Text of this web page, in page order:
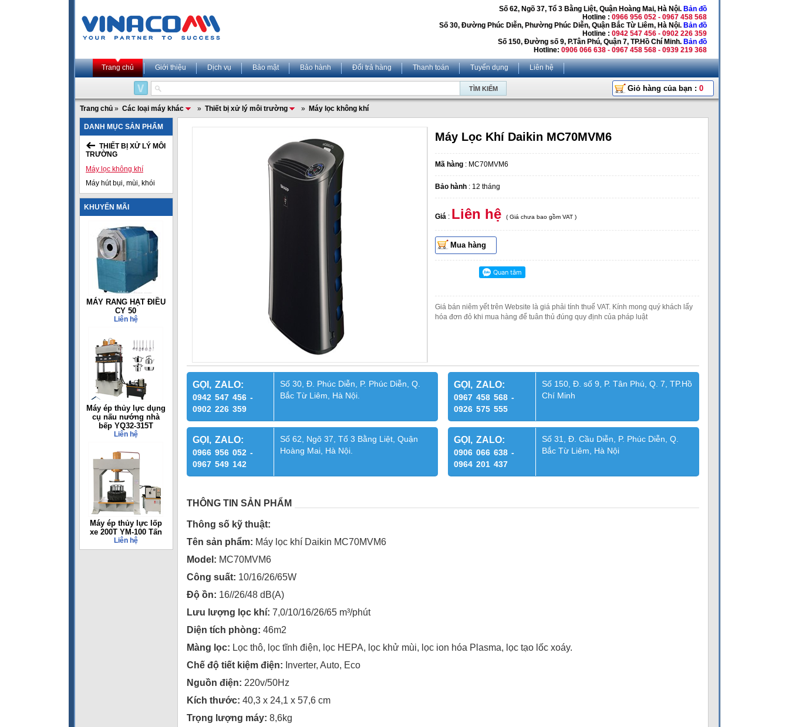
Số 62, Ngõ 37, Tổ 3 Bằng Liệt, Quận Hoàng Mai, Hà Nội. Bản đồ
Hotline : 0966 956 052 - 0967 458 568
Số 30, Đường Phúc Diễn, Phường Phúc Diễn, Quận Bắc Từ Liêm, Hà Nội. Bản đồ
Hotline : 0942 547 456 - 0902 226 359
Số 150, Đường số 9, P.Tân Phú, Quận 7, TP.Hồ Chí Minh. Bản đồ
Hotline: 0906 066 638 - 0967 458 568 - 0939 219 368
Trang chủ Giới thiệu Dịch vụ Bảo mật Bảo hành Đổi trả hàng Thanh toán Tuyển dụng Liên hệ
Giỏ hàng của bạn : 0
Trang chủ » Các loại máy khác » Thiết bị xử lý môi trường » Máy lọc không khí
DANH MỤC SẢN PHẨM
THIẾT BỊ XỬ LÝ MÔI
TRƯỜNG
Máy lọc không khí
Máy hút bụi, mùi, khói
KHUYẾN MÃI
MÁY RANG HẠT ĐIỀU
CY 50
Liên hệ
Máy ép thủy lực dụng
cụ nấu nướng nhà
bếp YQ32-315T
Liên hệ
Máy ép thủy lực lốp
xe 200T YM-100 Tấn
Liên hệ
Máy Lọc Khí Daikin MC70MVM6
Mã hàng : MC70MVM6
Bảo hành : 12 tháng
Giá : Liên hệ ( Giá chưa bao gồm VAT )
Mua hàng
Giá bán niêm yết trên Website là giá phải tính thuế VAT. Kính mong quý khách lấy
hóa đơn đỏ khi mua hàng để tuân thủ đúng quy định của pháp luật
GỌI, ZALO:
0942 547 456 -
0902 226 359
Số 30, Đ. Phúc Diễn, P. Phúc Diễn, Q.
Bắc Từ Liêm, Hà Nội.
GỌI, ZALO:
0967 458 568 -
0926 575 555
Số 150, Đ. số 9, P. Tân Phú, Q. 7, TP.Hồ
Chí Minh
GỌI, ZALO:
0966 956 052 -
0967 549 142
Số 62, Ngõ 37, Tổ 3 Bằng Liệt, Quận
Hoàng Mai, Hà Nội.
GỌI, ZALO:
0906 066 638 -
0964 201 437
Số 31, Đ. Cầu Diễn, P. Phúc Diễn, Q.
Bắc Từ Liêm, Hà Nội
THÔNG TIN SẢN PHẨM
Thông số kỹ thuật:
Tên sản phẩm: Máy lọc khí Daikin MC70MVM6
Model: MC70MVM6
Công suất: 10/16/26/65W
Độ ồn: 16//26/48 dB(A)
Lưu lượng lọc khí: 7,0/10/16/26/65 m³/phút
Diện tích phòng: 46m2
Màng lọc: Lọc thô, lọc tĩnh điện, lọc HEPA, lọc khử mùi, lọc ion hóa Plasma, lọc tạo lốc xoáy.
Chế độ tiết kiệm điện: Inverter, Auto, Eco
Nguồn điện: 220v/50Hz
Kích thước: 40,3 x 24,1 x 57,6 cm
Trọng lượng máy: 8,6kg